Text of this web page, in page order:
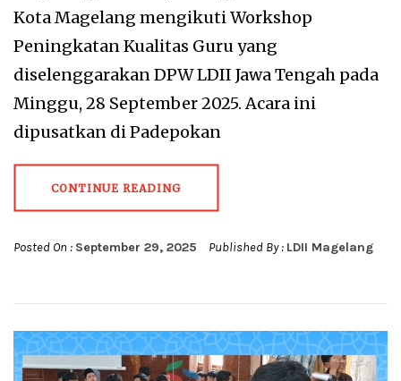
Kota Magelang mengikuti Workshop
Peningkatan Kualitas Guru yang
diselenggarakan DPW LDII Jawa Tengah pada
Minggu, 28 September 2025. Acara ini
dipusatkan di Padepokan
CONTINUE READING
Posted On : September 29, 2025 Published By : LDII Magelang